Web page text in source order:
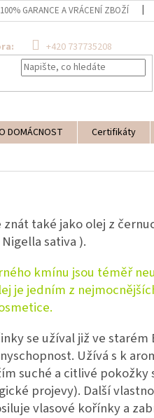
100% GARANCE A VRÁCENÍ ZBOŽÍ
+420 737735208
DOMÁCNOST Certifikáty
také jako olej z
sativa ).
kmínu jsou téměř
je jedním z
se užíval již ve
Užívá s k
suché a citlivé
projevy). Další
vlasové kořínky a